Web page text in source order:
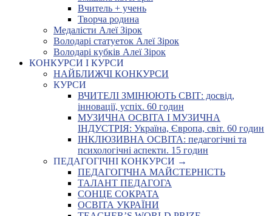
Вчитель + учень
Творча родина
Медалісти Алеї Зірок
Володарі статуеток Алеї Зірок
Володарі кубків Алеї Зірок
КОНКУРСИ І КУРСИ
НАЙБЛИЖЧІ КОНКУРСИ
КУРСИ
ВЧИТЕЛІ ЗМІНЮЮТЬ СВІТ: досвід,
інновації, успіх. 60 годин
МУЗИЧНА ОСВІТА І МУЗИЧНА
ІНДУСТРІЯ: Україна, Європа, світ. 60 годин
ІНКЛЮЗИВНА ОСВІТА: педагогічні та
психологічні аспекти. 15 годин
ПЕДАГОГІЧНІ КОНКУРСИ →
ПЕДАГОГІЧНА МАЙСТЕРНІСТЬ
ТАЛАНТ ПЕДАГОГА
СОНЦЕ СОКРАТА
ОСВІТА УКРАЇНИ